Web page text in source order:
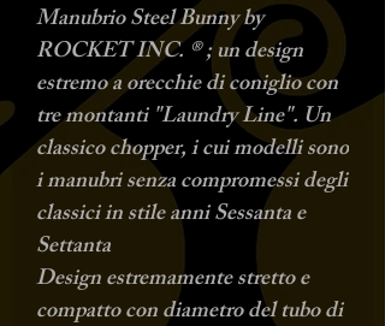
Manubrio Steel Bunny by
ROCKET INC. ® ; un design
estremo a orecchie di coniglio con
tre montanti "Laundry Line". Un
classico chopper, i cui modelli sono
i manubri senza compromessi degli
classici in stile anni Sessanta e
Settanta
Design estremamente stretto e
compatto con diametro del tubo di